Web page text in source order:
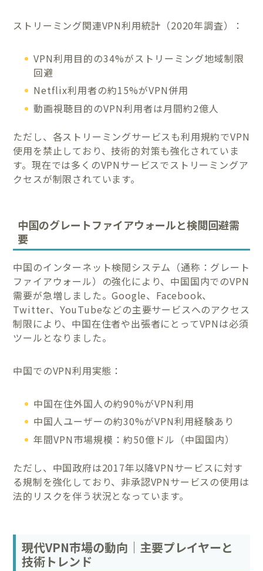
ストリーミング関連VPN利用統計（2020年調査）：
VPN利用目的の34%がストリーミング地域制限
回避
Netflix利用者の約15%がVPN併用
動画視聴目的のVPN利用者は月間約2億人
ただし、各ストリーミングサービスも利用規約でVPN
使用を禁止しており、技術的対策も強化されていま
す。現在では多くのVPNサービスでストリーミングア
クセスが制限されています。
中国のグレートファイアウォールと検閲回避需
要
中国のインターネット検閲システム（通称：グレート
ファイアウォール）の強化により、中国国内でのVPN
需要が急増しました。Google、Facebook、
Twitter、YouTubeなどの主要サービスへのアクセス
制限により、中国在住者や出張者にとってVPNは必須
ツールとなりました。
中国でのVPN利用実態：
中国在住外国人の約90%がVPN利用
中国人ユーザーの約30%がVPN利用経験あり
年間VPN市場規模：約50億ドル（中国国内）
ただし、中国政府は2017年以降VPNサービスに対す
る規制を強化しており、非承認VPNサービスの使用は
法的リスクを伴う状況となっています。
現代VPN市場の動向｜主要プレイヤーと
技術トレンド